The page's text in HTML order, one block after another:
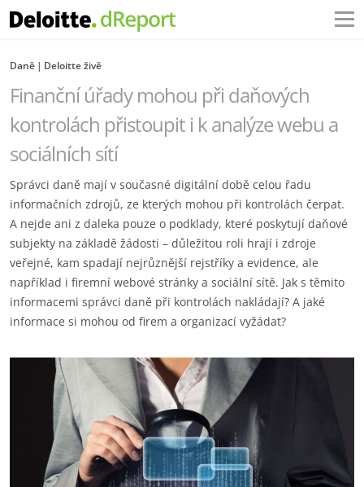
Daně Deloitte živě
Finanční úřady mohou při daňových
kontrolách přistoupit i k analýze webu a
sociálních sítí
Správci daně mají v současné digitální době celou řadu
informačních zdrojů, ze kterých mohou při kontrolách čerpat.
A nejde ani z daleka pouze o podklady, které poskytují daňové
subjekty na základě žádosti – důležitou roli hrají i zdroje
veřejné, kam spadají nejrůznější rejstříky a evidence, ale
například i firemní webové stránky a sociální sítě. Jak s těmito
informacemi správci daně při kontrolách nakládají? A jaké
informace si mohou od firem a organizací vyžádat?